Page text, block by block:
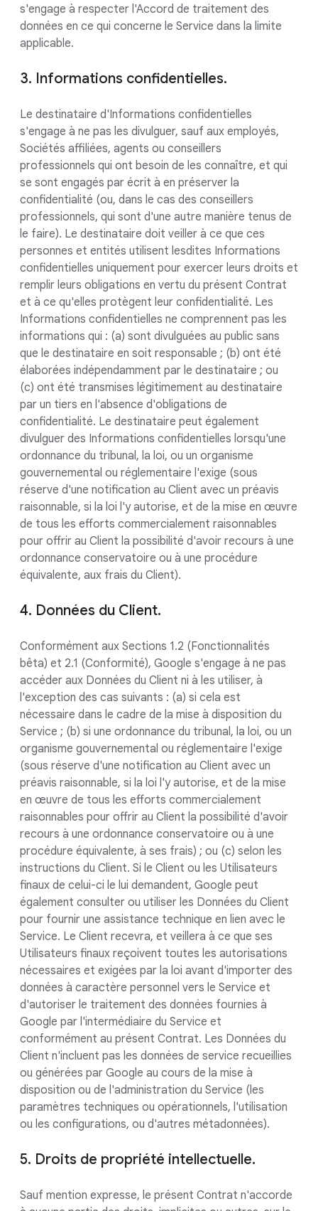
s'engage à respecter l'Accord de traitement des
données en ce qui concerne le Service dans la limite
applicable.
3. Informations confidentielles.
Le destinataire d'Informations confidentielles
s'engage à ne pas les divulguer, sauf aux employés,
Sociétés affiliées, agents ou conseillers
professionnels qui ont besoin de les connaître, et qui
se sont engagés par écrit à en préserver la
confidentialité (ou, dans le cas des conseillers
professionnels, qui sont d'une autre manière tenus de
le faire). Le destinataire doit veiller à ce que ces
personnes et entités utilisent lesdites Informations
confidentielles uniquement pour exercer leurs droits et
remplir leurs obligations en vertu du présent Contrat
et à ce qu'elles protègent leur confidentialité. Les
Informations confidentielles ne comprennent pas les
informations qui : (a) sont divulguées au public sans
que le destinataire en soit responsable ; (b) ont été
élaborées indépendamment par le destinataire ; ou
(c) ont été transmises légitimement au destinataire
par un tiers en l'absence d'obligations de
confidentialité. Le destinataire peut également
divulguer des Informations confidentielles lorsqu'une
ordonnance du tribunal, la loi, ou un organisme
gouvernemental ou réglementaire l'exige (sous
réserve d'une notification au Client avec un préavis
raisonnable, si la loi l'y autorise, et de la mise en œuvre
de tous les efforts commercialement raisonnables
pour offrir au Client la possibilité d'avoir recours à une
ordonnance conservatoire ou à une procédure
équivalente, aux frais du Client).
4. Données du Client.
Conformément aux Sections 1.2 (Fonctionnalités
bêta) et 2.1 (Conformité), Google s'engage à ne pas
accéder aux Données du Client ni à les utiliser, à
l'exception des cas suivants : (a) si cela est
nécessaire dans le cadre de la mise à disposition du
Service ; (b) si une ordonnance du tribunal, la loi, ou un
organisme gouvernemental ou réglementaire l'exige
(sous réserve d'une notification au Client avec un
préavis raisonnable, si la loi l'y autorise, et de la mise
en œuvre de tous les efforts commercialement
raisonnables pour offrir au Client la possibilité d'avoir
recours à une ordonnance conservatoire ou à une
procédure équivalente, à ses frais) ; ou (c) selon les
instructions du Client. Si le Client ou les Utilisateurs
finaux de celui-ci le lui demandent, Google peut
également consulter ou utiliser les Données du Client
pour fournir une assistance technique en lien avec le
Service. Le Client recevra, et veillera à ce que ses
Utilisateurs finaux reçoivent toutes les autorisations
nécessaires et exigées par la loi avant d'importer des
données à caractère personnel vers le Service et
d'autoriser le traitement des données fournies à
Google par l'intermédiaire du Service et
conformément au présent Contrat. Les Données du
Client n'incluent pas les données de service recueillies
ou générées par Google au cours de la mise à
disposition ou de l'administration du Service (les
paramètres techniques ou opérationnels, l'utilisation
ou les configurations, ou d'autres métadonnées).
5. Droits de propriété intellectuelle.
Sauf mention expresse, le présent Contrat n'accorde